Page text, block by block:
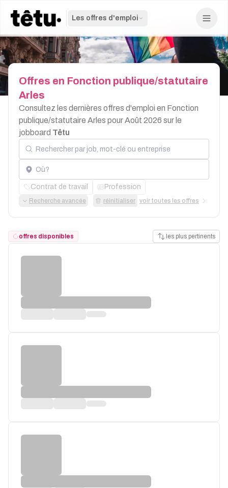
Les offres d'emploi
Offres en Fonction publique/statutaire
Arles
Consultez les dernières offres d'emploi en Fonction
publique/statutaire Arles pour Août 2026 sur le
jobboard Têtu
Rechercher par job, mot-clé ou entreprise
Localisation
Contrat de travail Profession
Recherche avancée réinitialiser voir toutes les offres
offres disponibles les plus pertinents